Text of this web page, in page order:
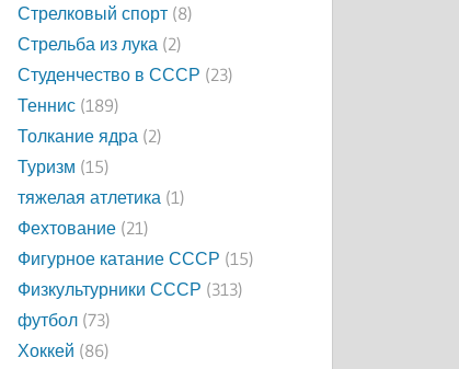
Стрелковый спорт (8)
Стрельба из лука (2)
Студенчество в СССР (23)
Теннис (189)
Толкание ядра (2)
Туризм (15)
тяжелая атлетика (1)
Фехтование (21)
Фигурное катание СССР (15)
Физкультурники СССР (313)
футбол (73)
Хоккей (86)